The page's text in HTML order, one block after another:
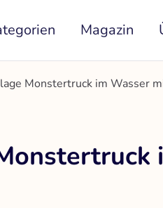
Magazin
Monstertruck im Wasser